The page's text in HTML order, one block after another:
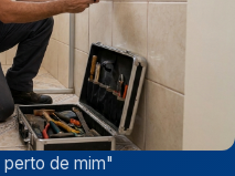
de mim"